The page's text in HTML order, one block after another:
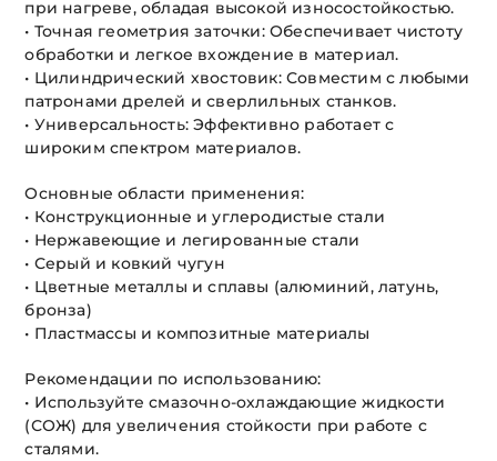
при нагреве, обладая высокой износостойкостью.
• Точная геометрия заточки: Обеспечивает чистоту
обработки и легкое вхождение в материал.
• Цилиндрический хвостовик: Совместим с любыми
патронами дрелей и сверлильных станков.
• Универсальность: Эффективно работает с
широким спектром материалов.
Основные области применения:
• Конструкционные и углеродистые стали
• Нержавеющие и легированные стали
• Серый и ковкий чугун
• Цветные металлы и сплавы (алюминий, латунь,
бронза)
• Пластмассы и композитные материалы
Рекомендации по использованию:
• Используйте смазочно-охлаждающие жидкости
(СОЖ) для увеличения стойкости при работе с
сталями.